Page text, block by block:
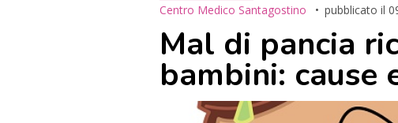
Centro Medico Santagostino pubblicato il
Mal di pancia
bambini: cause